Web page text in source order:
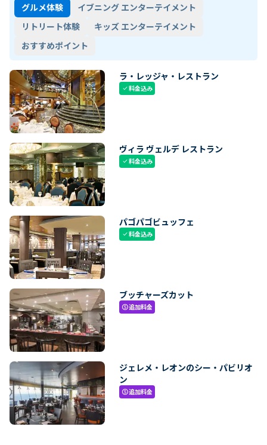
グルメ体験
イブニング エンターテイメント
リトリート体験
キッズ エンターテイメント
おすすめポイント
ラ・レッジャ・レストラン
check料金込み
ヴィラ ヴェルデ レストラン
check料金込み
パゴパゴビュッフェ
check料金込み
ブッチャーズカット
paid追加料金
ジェレメ・レオンのシー・パビリオ
ン
paid追加料金